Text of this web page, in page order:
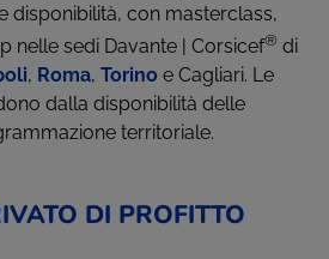
disponibilità, con masterclass,
nelle sedi Davante | Corsicef® di
, Roma, Torino e Cagliari. Le
dalla disponibilità delle
territoriale.
DI PROFITTO